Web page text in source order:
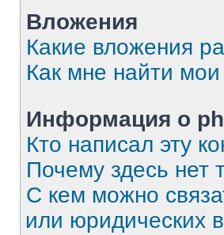
Вложения
Какие вложения
Как мне найти
Информация о
Кто написал эту
Почему здесь нет
С кем можно
или юридических